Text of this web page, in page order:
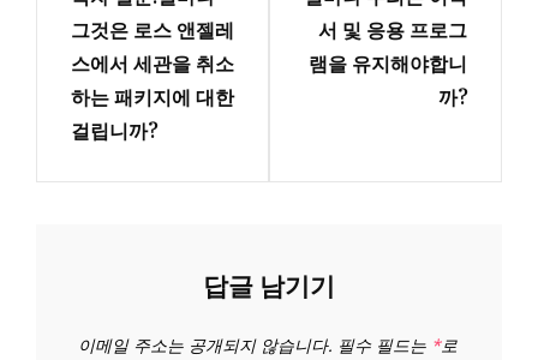
그것은 로스 앤젤레
스에서 세관을 취소
하는 패키지에 대한
걸립니까?
서 및 응용 프로그
램을 유지해야합니
까?
답글 남기기
이메일 주소는 공개되지 않습니다. 필수 필드는 *로